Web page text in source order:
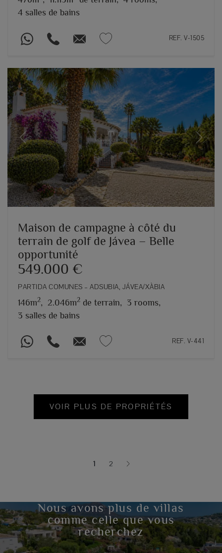
4 salles de bains
REF. V-1505
Previous Next
Maison de campagne à côté du
terrain de golf de Jávea – Belle
opportunité
549.000 €
PARTIDA COMUNES – ADSUBIA, JÁVEA/XÀBIA
146m2, 2.046m2 de terrain, 3 rooms,
3 salles de bains
REF. V-441
VOIR PLUS DE PROPRIÉTÉS
1(current)
2
Nous avons plus de villas
comme celle que vous
recherchez